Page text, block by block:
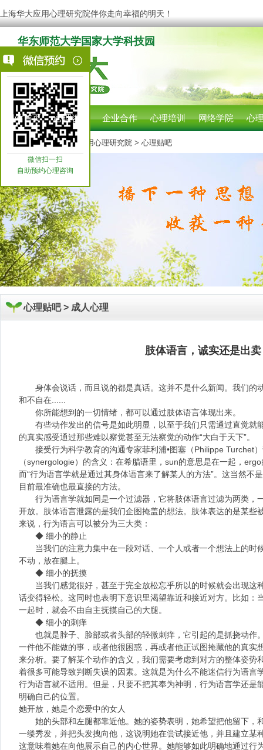
上海华大应用心理研究院伴你走向幸福的明天！
华东师范大学国家大学科技园
网站首页 心理咨询 企业合作 心理培训 网络学院 心
您现在的位置:上海华大应用心理研究院 > 心理贴吧
心理贴吧 > 成人心理
肢体语言，诚实还是出
身体会说话，而且说的都是真话。这并不是什么新闻。我们的
和不自在......
你所能想到的一切情绪，都可以通过肢体语言体现出来。
有些动作发出的信号是如此明显，以至于我们只需通过直觉就
的真实感受通过那些难以察觉甚至无法察觉的动作“大白于天下”。
接受行为科学教育的沟通专家菲利浦•图塞（Philippe Turchet
（synergologie）的含义：在希腊语里，sun的意思是在一起，
而“行为语言学就是通过其身体语言来了解某人的方法”。这当然不
目前最准确也最直接的方法。
行为语言学就如同是一个过滤器，它将肢体语言过滤为两类，
开放。肢体语言泄露的是我们企图掩盖的想法。肢体表达的是某些
来说，行为语言可以被分为三大类：
◆ 细小的静止
当我们的注意力集中在一段对话、一个人或者一个想法上的时
不动，放在腿上。
◆ 细小的抚摸
当我们感觉很好，甚至于完全放松忘乎所以的时候就会出现这
话变得轻松。这同时也表明下意识里渴望靠近和接近对方。比如：
一起时，就会不由自主抚摸自己的大腿。
◆ 细小的刺痒
也就是脖子、脸部或者头部的轻微刺痒，它引起的是抓挠动作
一件他不能做的事，或者他很困惑，再或者他正试图掩藏他的真实
来分析。要了解某个动作的含义，我们需要考虑到对方的整体姿势
着很多可能导致判断失误的因素。这就是为什么不能迷信行为语言
行为语言就不适用。但是，只要不把其奉为神明，行为语言学还是
明确自己的位置。
她开放，她是个恋爱中的女人
她的头部和左腿都靠近他。她的姿势表明，她希望把他留下，
一缕秀发，并把头发拽向他，这说明她在尝试接近他，并且建立某
这意味着她在向他展示自己的内心世界。她能够如此明确地通过行
微信扫一扫
自助预约心理咨询